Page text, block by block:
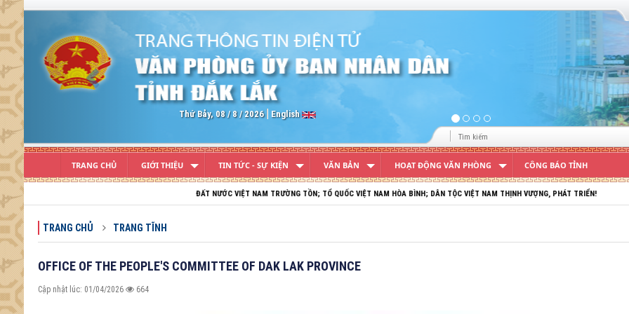
Previous
Thứ Bảy, 08 / 8 / 2026 English
TRANG CHỦ GIỚI THIỆU TIN TỨC - SỰ KIỆN VĂN BẢN HOẠT ĐỘNG VĂN PHÒNG CÔNG BÁO TỈNH
ĐẤT NƯỚC VIỆT NAM TRƯỜNG TỒN; TỔ QUỐC VIỆT NAM HÒA BÌNH; DÂN TỘC VIỆT NAM THỊNH VƯỢNG, PHÁT TRIỂN!
TRANG CHỦ TRANG TĨNH
OFFICE OF THE PEOPLE'S COMMITTEE OF DAK LAK PROVINCE
Cập nhật lúc: 01/04/2026 664